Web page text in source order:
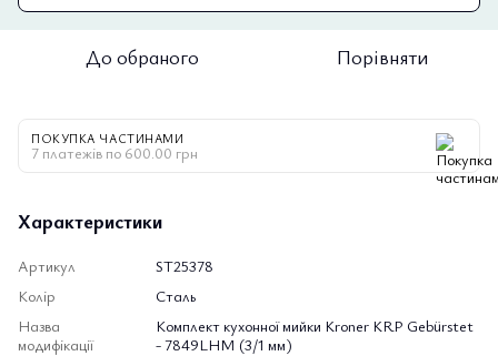
До обраного Порівняти
ПОКУПКА ЧАСТИНАМИ
7 платежів по 600.00 грн
Характеристики
Артикул
ST25378
Колір
Сталь
Назва
модифікації
Комплект кухонної мийки Kroner KRP Gebürstet
- 7849LHM (3/1 мм)